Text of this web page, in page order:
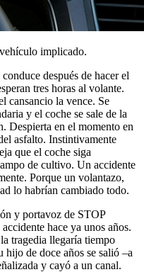
implicado.
después de hacer el
tres horas al volante.
cansancio la vence. Se
y el coche se sale de la
Despierta en el momento en
asfalto. Instintivamente
que el coche siga
de cultivo. Un accidente
Porque un volantazo,
lo habrían cambiado todo.
y portavoz de STOP
hace ya unos años.
tragedia llegaría tiempo
hijo de doce años se salió –a
y cayó a un canal.